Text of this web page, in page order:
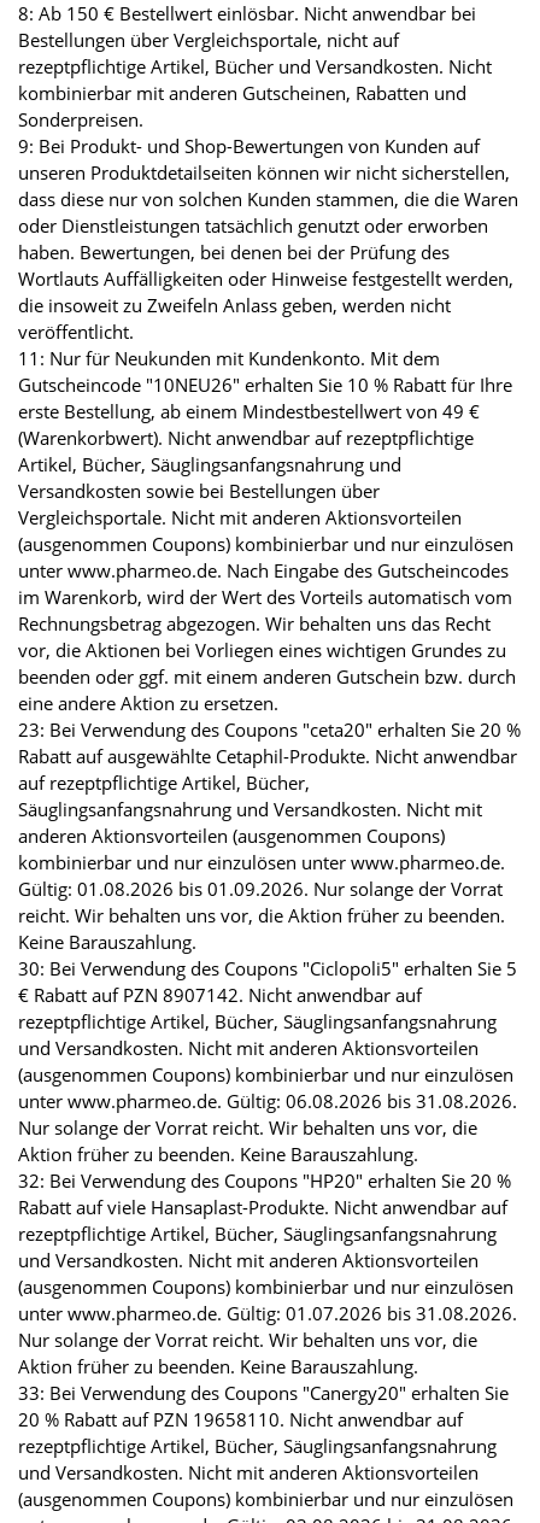
8: Ab 150 € Bestellwert einlösbar. Nicht anwendbar bei
Bestellungen über Vergleichsportale, nicht auf
rezeptpflichtige Artikel, Bücher und Versandkosten. Nicht
kombinierbar mit anderen Gutscheinen, Rabatten und
Sonderpreisen.
9: Bei Produkt- und Shop-Bewertungen von Kunden auf
unseren Produktdetailseiten können wir nicht sicherstellen,
dass diese nur von solchen Kunden stammen, die die Waren
oder Dienstleistungen tatsächlich genutzt oder erworben
haben. Bewertungen, bei denen bei der Prüfung des
Wortlauts Auffälligkeiten oder Hinweise festgestellt werden,
die insoweit zu Zweifeln Anlass geben, werden nicht
veröffentlicht.
11: Nur für Neukunden mit Kundenkonto. Mit dem
Gutscheincode "10NEU26" erhalten Sie 10 % Rabatt für Ihre
erste Bestellung, ab einem Mindestbestellwert von 49 €
(Warenkorbwert). Nicht anwendbar auf rezeptpflichtige
Artikel, Bücher, Säuglingsanfangsnahrung und
Versandkosten sowie bei Bestellungen über
Vergleichsportale. Nicht mit anderen Aktionsvorteilen
(ausgenommen Coupons) kombinierbar und nur einzulösen
unter www.pharmeo.de. Nach Eingabe des Gutscheincodes
im Warenkorb, wird der Wert des Vorteils automatisch vom
Rechnungsbetrag abgezogen. Wir behalten uns das Recht
vor, die Aktionen bei Vorliegen eines wichtigen Grundes zu
beenden oder ggf. mit einem anderen Gutschein bzw. durch
eine andere Aktion zu ersetzen.
23: Bei Verwendung des Coupons "ceta20" erhalten Sie 20 %
Rabatt auf ausgewählte Cetaphil-Produkte. Nicht anwendbar
auf rezeptpflichtige Artikel, Bücher,
Säuglingsanfangsnahrung und Versandkosten. Nicht mit
anderen Aktionsvorteilen (ausgenommen Coupons)
kombinierbar und nur einzulösen unter www.pharmeo.de.
Gültig: 01.08.2026 bis 01.09.2026. Nur solange der Vorrat
reicht. Wir behalten uns vor, die Aktion früher zu beenden.
Keine Barauszahlung.
30: Bei Verwendung des Coupons "Ciclopoli5" erhalten Sie 5
€ Rabatt auf PZN 8907142. Nicht anwendbar auf
rezeptpflichtige Artikel, Bücher, Säuglingsanfangsnahrung
und Versandkosten. Nicht mit anderen Aktionsvorteilen
(ausgenommen Coupons) kombinierbar und nur einzulösen
unter www.pharmeo.de. Gültig: 06.08.2026 bis 31.08.2026.
Nur solange der Vorrat reicht. Wir behalten uns vor, die
Aktion früher zu beenden. Keine Barauszahlung.
32: Bei Verwendung des Coupons "HP20" erhalten Sie 20 %
Rabatt auf viele Hansaplast-Produkte. Nicht anwendbar auf
rezeptpflichtige Artikel, Bücher, Säuglingsanfangsnahrung
und Versandkosten. Nicht mit anderen Aktionsvorteilen
(ausgenommen Coupons) kombinierbar und nur einzulösen
unter www.pharmeo.de. Gültig: 01.07.2026 bis 31.08.2026.
Nur solange der Vorrat reicht. Wir behalten uns vor, die
Aktion früher zu beenden. Keine Barauszahlung.
33: Bei Verwendung des Coupons "Canergy20" erhalten Sie
20 % Rabatt auf PZN 19658110. Nicht anwendbar auf
rezeptpflichtige Artikel, Bücher, Säuglingsanfangsnahrung
und Versandkosten. Nicht mit anderen Aktionsvorteilen
(ausgenommen Coupons) kombinierbar und nur einzulösen